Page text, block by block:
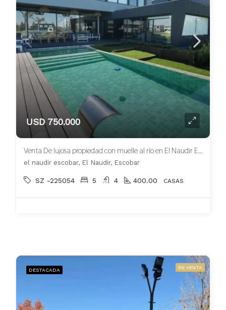
USD 750.000
Venta De lujosa propiedad con muelle al río en El Naudir Escobar
el naudir escobar, El Naudir, Escobar
SZ -225054 5 4 400.00 CASAS
DESTACADA EN VENTA